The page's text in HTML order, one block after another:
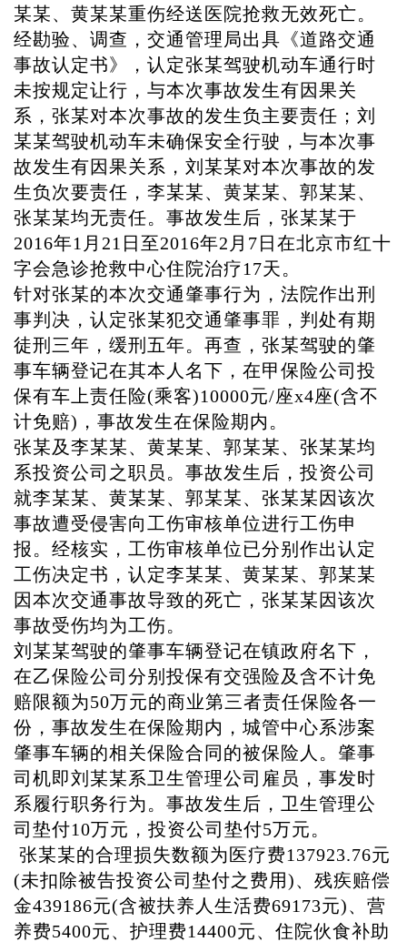
某某、黄某某重伤经送医院抢救无效死亡。
经勘验、调查，交通管理局出具《道路交通
事故认定书》，认定张某驾驶机动车通行时
未按规定让行，与本次事故发生有因果关
系，张某对本次事故的发生负主要责任；刘
某某驾驶机动车未确保安全行驶，与本次事
故发生有因果关系，刘某某对本次事故的发
生负次要责任，李某某、黄某某、郭某某、
张某某均无责任。事故发生后，张某某于
2016年1月21日至2016年2月7日在北京市红十
字会急诊抢救中心住院治疗17天。
针对张某的本次交通肇事行为，法院作出刑
事判决，认定张某犯交通肇事罪，判处有期
徒刑三年，缓刑五年。再查，张某驾驶的肇
事车辆登记在其本人名下，在甲保险公司投
保有车上责任险(乘客)10000元/座x4座(含不
计免赔)，事故发生在保险期内。
张某及李某某、黄某某、郭某某、张某某均
系投资公司之职员。事故发生后，投资公司
就李某某、黄某某、郭某某、张某某因该次
事故遭受侵害向工伤审核单位进行工伤申
报。经核实，工伤审核单位已分别作出认定
工伤决定书，认定李某某、黄某某、郭某某
因本次交通事故导致的死亡，张某某因该次
事故受伤均为工伤。
刘某某驾驶的肇事车辆登记在镇政府名下，
在乙保险公司分别投保有交强险及含不计免
赔限额为50万元的商业第三者责任保险各一
份，事故发生在保险期内，城管中心系涉案
肇事车辆的相关保险合同的被保险人。肇事
司机即刘某某系卫生管理公司雇员，事发时
系履行职务行为。事故发生后，卫生管理公
司垫付10万元，投资公司垫付5万元。
张某某的合理损失数额为医疗费137923.76元
(未扣除被告投资公司垫付之费用)、残疾赔偿
金439186元(含被扶养人生活费69173元)、营
养费5400元、护理费14400元、住院伙食补助